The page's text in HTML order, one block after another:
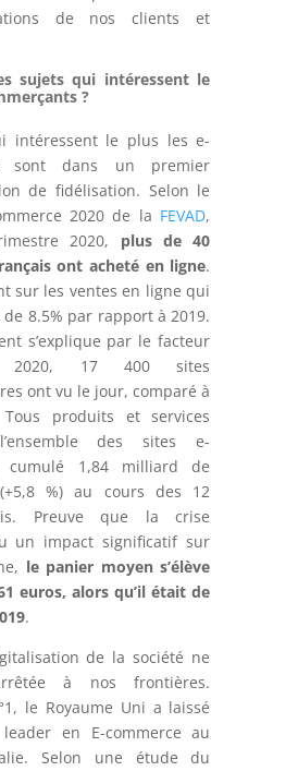
de nos clients et
sujets qui intéressent le
?
intéressent le plus les e-
sont dans un premier
de fidélisation. Selon le
2020 de la FEVAD,
2020, plus de 40
ont acheté en ligne.
sur les ventes en ligne qui
8.5% par rapport à 2019.
s’explique par le facteur
2020, 17 400 sites
ont vu le jour, comparé à
Tous produits et services
des sites e-
cumulé 1,84 milliard de
%) au cours des 12
Preuve que la crise
un impact significatif sur
le panier moyen s’élève
euros, alors qu’il était de
.
de la société ne
à nos frontières.
le Royaume Uni a laissé
en E-commerce au
Selon une étude du